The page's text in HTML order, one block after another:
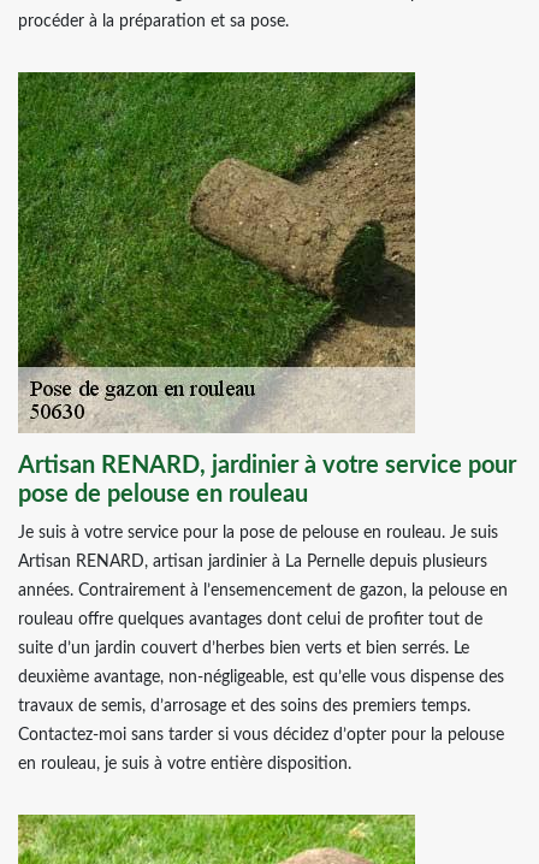
procéder à la préparation et sa pose.
Artisan RENARD, jardinier à votre service pour
pose de pelouse en rouleau
Je suis à votre service pour la pose de pelouse en rouleau. Je suis
Artisan RENARD, artisan jardinier à La Pernelle depuis plusieurs
années. Contrairement à l’ensemencement de gazon, la pelouse en
rouleau offre quelques avantages dont celui de profiter tout de
suite d’un jardin couvert d’herbes bien verts et bien serrés. Le
deuxième avantage, non-négligeable, est qu’elle vous dispense des
travaux de semis, d’arrosage et des soins des premiers temps.
Contactez-moi sans tarder si vous décidez d’opter pour la pelouse
en rouleau, je suis à votre entière disposition.